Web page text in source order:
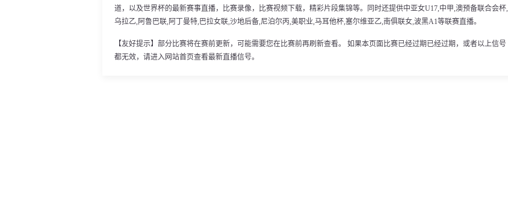
道，以及世界杯的最新赛事直播，比赛录像，比赛视频下载，精彩片段集锦等。同时还提供中亚女U17,中甲,澳预备联合会杯,
乌拉乙,阿鲁巴联,阿丁曼特,巴拉女联,沙地后备,尼泊尔丙,美职业,马耳他杯,塞尔维亚乙,南俱联女,波黑A1等联赛直播。
【友好提示】部分比赛将在赛前更新，可能需要您在比赛前再刷新查看。 如果本页面比赛已经过期已经过期，或者以上信号
都无效，请进入网站首页查看最新直播信号。